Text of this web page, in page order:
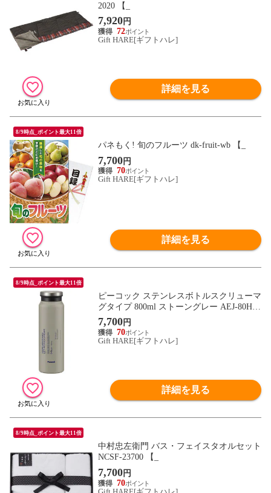
2020 【_
7,920円
72
Gift HARE[ギフトハレ]
詳細を見る
8/9時点_ポイント最大11倍
パネもく! 旬のフルーツ dk-fruit-wb 【_
7,700円
70
Gift HARE[ギフトハレ]
詳細を見る
8/9時点_ポイント最大11倍
ピーコック ステンレスボトルスクリューマ
グタイプ 800ml ストーングレー AEJ-80H
【_
7,700円
70
Gift HARE[ギフトハレ]
詳細を見る
8/9時点_ポイント最大11倍
中村忠左衛門 バス・フェイスタオルセット
NCSF-23700 【_
7,700円
70